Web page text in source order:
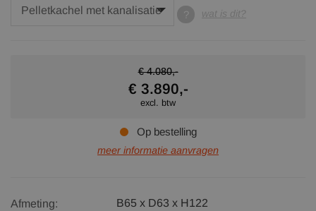
wat is dit?
€ 4.080,-
€ 3.890,-
excl. btw
Op bestelling
meer informatie aanvragen
Afmeting:
B65 x D63 x H122